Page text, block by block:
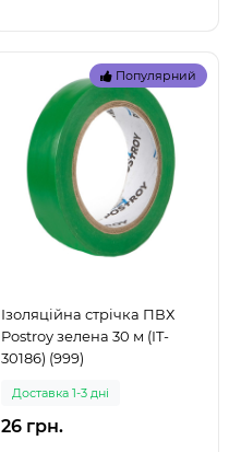
Популярний
Ізоляційна стрічка ПВХ
Postroy зелена 30 м (IT-
30186) (999)
Доставка 1-3 дні
26 грн.